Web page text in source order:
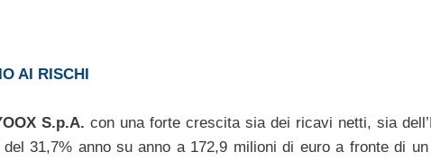
AI RISCHI
S.p.A. con una forte crescita sia dei ricavi netti, sia
31,7% anno su anno a 172,9 milioni di euro a fronte di un